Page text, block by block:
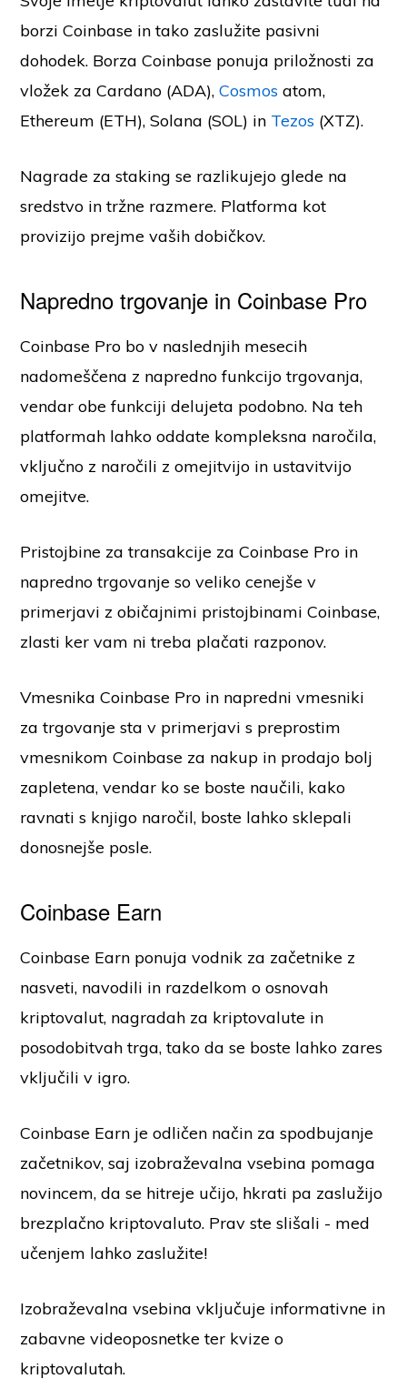
borzi Coinbase in tako zaslužite pasivni
dohodek. Borza Coinbase ponuja priložnosti za
vložek za Cardano (ADA),Cosmos atom,
Ethereum (ETH), Solana (SOL) in Tezos (XTZ).
Nagrade za staking se razlikujejo glede na
sredstvo in tržne razmere. Platforma kot
provizijo prejme vaših dobičkov.
Napredno trgovanje in Coinbase Pro
Coinbase Pro bo v naslednjih mesecih
nadomeščena z napredno funkcijo trgovanja,
vendar obe funkciji delujeta podobno. Na teh
platformah lahko oddate kompleksna naročila,
vključno z naročili z omejitvijo in ustavitvijo
omejitve.
Pristojbine za transakcije za Coinbase Pro in
napredno trgovanje so veliko cenejše v
primerjavi z običajnimi pristojbinami Coinbase,
zlasti ker vam ni treba plačati razponov.
Vmesnika Coinbase Pro in napredni vmesniki
za trgovanje sta v primerjavi s preprostim
vmesnikom Coinbase za nakup in prodajo bolj
zapletena, vendar ko se boste naučili, kako
ravnati s knjigo naročil, boste lahko sklepali
donosnejše posle.
Coinbase Earn
Coinbase Earn ponuja vodnik za začetnike z
nasveti, navodili in razdelkom o osnovah
kriptovalut, nagradah za kriptovalute in
posodobitvah trga, tako da se boste lahko zares
vključili v igro.
Coinbase Earn je odličen način za spodbujanje
začetnikov, saj izobraževalna vsebina pomaga
novincem, da se hitreje učijo, hkrati pa zaslužijo
brezplačno kriptovaluto. Prav ste slišali - med
učenjem lahko zaslužite!
Izobraževalna vsebina vključuje informativne in
zabavne videoposnetke ter kvize o
kriptovalutah.